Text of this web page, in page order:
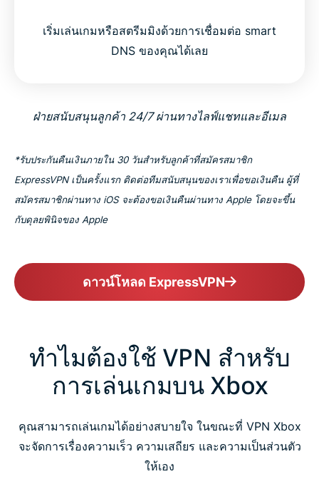
เริ่มเล่นเกมหรือสตรีมมิงด้วยการเชื่อมต่อ smart
DNS ของคุณได้เลย
ฝ่ายสนับสนุนลูกค้า 24/7 ผ่านทางไลฟ์แชทและอีเมล
*รับประกันคืนเงินภายใน 30 วันสำหรับลูกค้าที่สมัครสมาชิก
ExpressVPN เป็นครั้งแรก ติดต่อทีมสนับสนุนของเราเพื่อขอเงินคืน ผู้ที่
สมัครสมาชิกผ่านทาง iOS จะต้องขอเงินคืนผ่านทาง Apple โดยจะขึ้น
กับดุลยพินิจของ Apple
ดาวน์โหลด ExpressVPN
ทำไมต้องใช้ VPN สำหรับ
การเล่นเกมบน Xbox
คุณสามารถเล่นเกมได้อย่างสบายใจ ในขณะที่ VPN Xbox
จะจัดการเรื่องความเร็ว ความเสถียร และความเป็นส่วนตัว
ให้เอง